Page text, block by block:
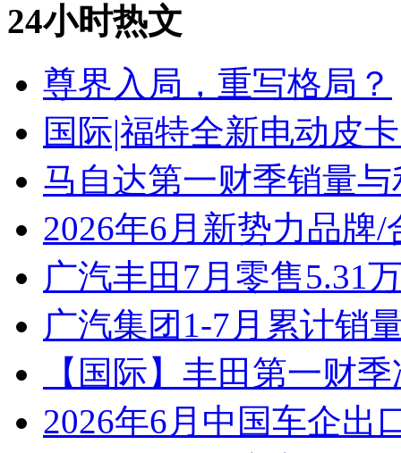
24小时热文
尊界入局，重写格局？
国际|福特全新电动皮
马自达第一财季销量
2026年6月新势力品牌
广汽丰田7月零售5.31
广汽集团1-7月累计销
【国际】丰田第一财
2026年6月中国车企出